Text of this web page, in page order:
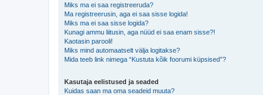
Miks ma ei saa registreeruda?
Ma registreerusin, aga ei saa sisse logida!
Miks ma ei saa sisse logida?
Kunagi ammu liitusin, aga nüüd ei saa enam sisse?!
Kaotasin parooli!
Miks mind automaatselt välja logitakse?
Mida teeb link nimega “Kustuta kõik foorumi küpsised”?
Kasutaja eelistused ja seaded
Kuidas saan ma oma seadeid muuta?